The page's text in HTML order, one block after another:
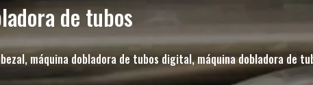
de tubos
máquina dobladora de tubos digital, máquina dobladora de